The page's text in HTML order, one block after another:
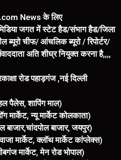
News के लिए
जगत में स्टेट हैड/संभाग हैड/जिला
ब्यूरो चीफ/ आंचलिक ब्यूरो / रिपोर्टर/
अति शीघ्र नियुक्त करना है,,,,
रोड पहाड़गंज ,नई दिल्ली
पैलेस, शापिंग माल)
मार्केट, न्यू मार्केट कोलकाता)
बाजार,चांदपोल बाजार, जयपुर)
मार्केट, क्लॉथ मार्केट कांप्लेक्स)
मार्केट, मेन रोड भोपाल)